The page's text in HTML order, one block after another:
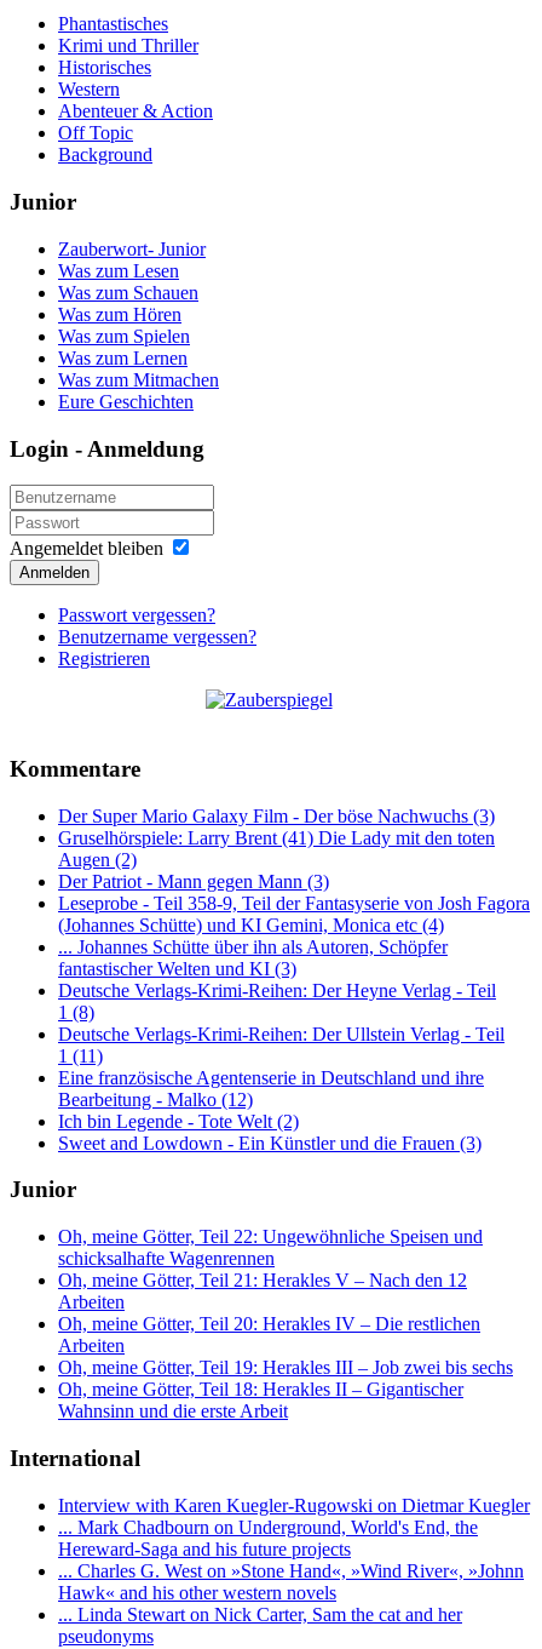
Phantastisches
Krimi und Thriller
Historisches
Western
Abenteuer & Action
Off Topic
Background
Junior
Zauberwort- Junior
Was zum Lesen
Was zum Schauen
Was zum Hören
Was zum Spielen
Was zum Lernen
Was zum Mitmachen
Eure Geschichten
Login - Anmeldung
Angemeldet bleiben
Anmelden
Passwort vergessen?
Benutzername vergessen?
Registrieren
Kommentare
Der Super Mario Galaxy Film - Der böse Nachwuchs (3)
Gruselhörspiele: Larry Brent (41) Die Lady mit den toten
Augen (2)
Der Patriot - Mann gegen Mann (3)
Leseprobe - Teil 358-9, Teil der Fantasyserie von Josh Fagora
(Johannes Schütte) und KI Gemini, Monica etc (4)
... Johannes Schütte über ihn als Autoren, Schöpfer
fantastischer Welten und KI (3)
Deutsche Verlags-Krimi-Reihen: Der Heyne Verlag - Teil
1 (8)
Deutsche Verlags-Krimi-Reihen: Der Ullstein Verlag - Teil
1 (11)
Eine französische Agentenserie in Deutschland und ihre
Bearbeitung - Malko (12)
Ich bin Legende - Tote Welt (2)
Sweet and Lowdown - Ein Künstler und die Frauen (3)
Junior
Oh, meine Götter, Teil 22: Ungewöhnliche Speisen und
schicksalhafte Wagenrennen
Oh, meine Götter, Teil 21: Herakles V – Nach den 12
Arbeiten
Oh, meine Götter, Teil 20: Herakles IV – Die restlichen
Arbeiten
Oh, meine Götter, Teil 19: Herakles III – Job zwei bis sechs
Oh, meine Götter, Teil 18: Herakles II – Gigantischer
Wahnsinn und die erste Arbeit
International
Interview with Karen Kuegler-Rugowski on Dietmar Kuegler
... Mark Chadbourn on Underground, World's End, the
Hereward-Saga and his future projects
... Charles G. West on »Stone Hand«, »Wind River«, »Johnn
Hawk« and his other western novels
... Linda Stewart on Nick Carter, Sam the cat and her
pseudonyms